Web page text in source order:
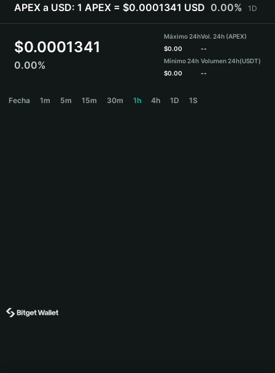
Bahasa Indonesia
ภาษาไทย
Español
Español (Argentina)
APEX a USD: 1 APEX = $0.0001341 USD 0.00% 1D
$0.0001341
0.00%
Máximo 24h
$0.00
Mínimo 24h
$0.00
Vol. 24h (APEX)
--
Volumen 24h(USDT)
--
Fecha 1m 5m 15m 30m 1h 4h 1D 1S